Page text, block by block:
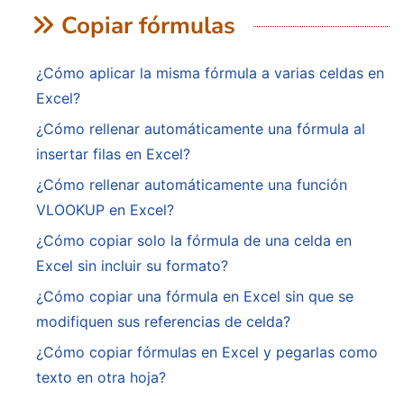
Copiar fórmulas
¿Cómo aplicar la misma fórmula a varias celdas en
Excel?
¿Cómo rellenar automáticamente una fórmula al
insertar filas en Excel?
¿Cómo rellenar automáticamente una función
VLOOKUP en Excel?
¿Cómo copiar solo la fórmula de una celda en
Excel sin incluir su formato?
¿Cómo copiar una fórmula en Excel sin que se
modifiquen sus referencias de celda?
¿Cómo copiar fórmulas en Excel y pegarlas como
texto en otra hoja?